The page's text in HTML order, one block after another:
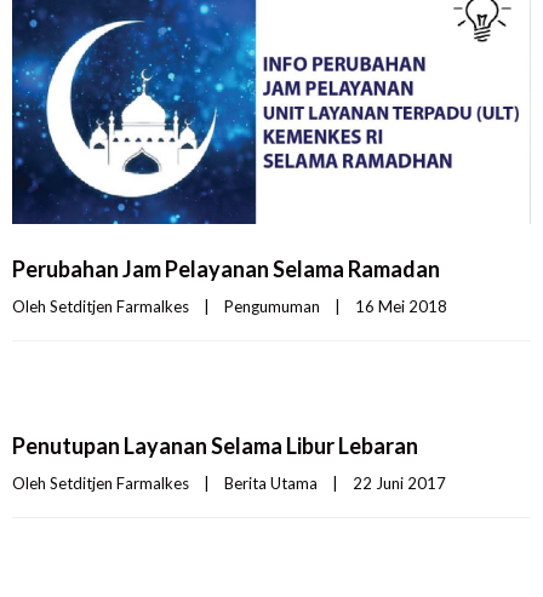
Perubahan Jam Pelayanan Selama Ramadan
Oleh Setditjen Farmalkes Pengumuman 16 Mei 2018
Penutupan Layanan Selama Libur Lebaran
Oleh Setditjen Farmalkes Berita Utama 22 Juni 2017